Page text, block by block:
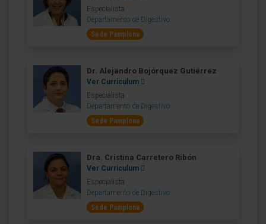
Especialista
Departamento de Digestivo
Sede Pamplona
Dr. Alejandro Bojórquez Gutiérrez
Ver Curriculum
Especialista
Departamento de Digestivo
Sede Pamplona
Dra. Cristina Carretero Ribón
Ver Curriculum
Especialista
Departamento de Digestivo
Sede Pamplona